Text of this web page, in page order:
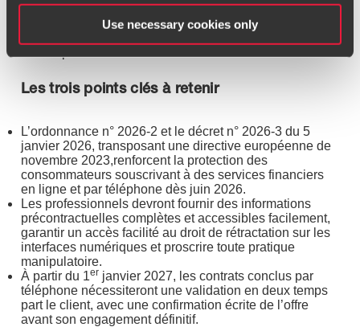
Use necessary cookies only
choix déjà exprimé par le consommateur, ou encore
complexifier volontairement la procédure de
Les trois points clés à retenir
L’ordonnance n° 2026-2 et le décret n° 2026-3 du 5
janvier 2026, transposant une directive européenne de
novembre 2023,renforcent la protection des
consommateurs souscrivant à des services financiers
en ligne et par téléphone dès juin 2026.
Les professionnels devront fournir des informations
précontractuelles complètes et accessibles facilement,
garantir un accès facilité au droit de rétractation sur les
interfaces numériques et proscrire toute pratique
manipulatoire.
À partir du 1er janvier 2027, les contrats conclus par
téléphone nécessiteront une validation en deux temps
part le client, avec une confirmation écrite de l’offre
avant son engagement définitif.